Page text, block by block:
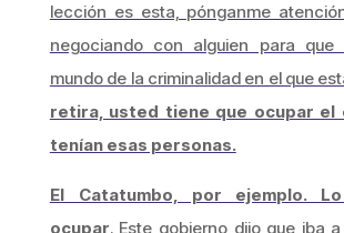
lección es esta, pónganme
negociando con alguien para
mundo de la criminalidad en el que
retira, usted tiene que ocupar el
tenían esas personas.
El Catatumbo, por ejemplo.
ocupar. Este gobierno dijo que iba